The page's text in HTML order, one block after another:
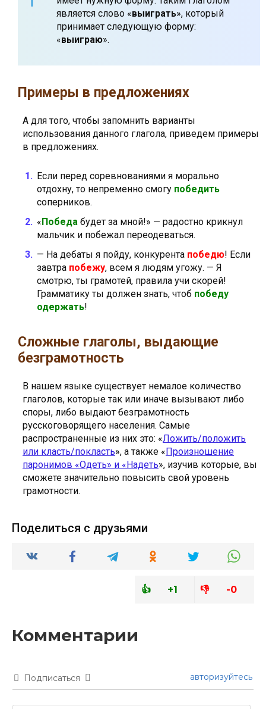
является слово «выиграть», который
принимает следующую форму:
«выиграю».
Примеры в предложениях
А для того, чтобы запомнить варианты
использования данного глагола, приведем примеры
в предложениях.
Если перед соревнованиями я морально
отдохну, то непременно смогу победить
соперников.
«Победа будет за мной!» — радостно крикнул
мальчик и побежал переодеваться.
— На дебаты я пойду, конкурента победю! Если
завтра побежу, всем я людям угожу. — Я
смотрю, ты грамотей, правила учи скорей!
Грамматику ты должен знать, чтоб победу
одержать!
Сложные глаголы, выдающие
безграмотность
В нашем языке существует немалое количество
глаголов, которые так или иначе вызывают либо
споры, либо выдают безграмотность
русскоговорящего населения. Самые
распространенные из них это: «Ложить/положить
или класть/покласть», а также « Произношение
паронимов «Одеть» и «Надеть», изучив которые, вы
сможете значительно повысить свой уровень
грамотности.
+1 -0
Подписаться авторизуйтесь